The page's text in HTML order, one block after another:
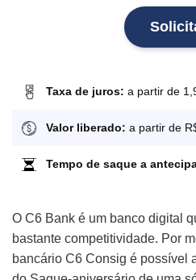
Taxa de juros: a partir de
Valor liberado: a partir de
Tempo de saque a
O C6 Bank é um banco digital
bastante competitividade. Por
bancário C6 Consig é possível